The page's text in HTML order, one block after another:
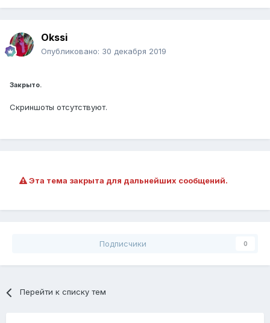
Okssi
Опубликовано: 30 декабря 2019
Закрыто.
Скриншоты отсутствуют.
Эта тема закрыта для дальнейших сообщений.
Подписчики 0
Перейти к списку тем